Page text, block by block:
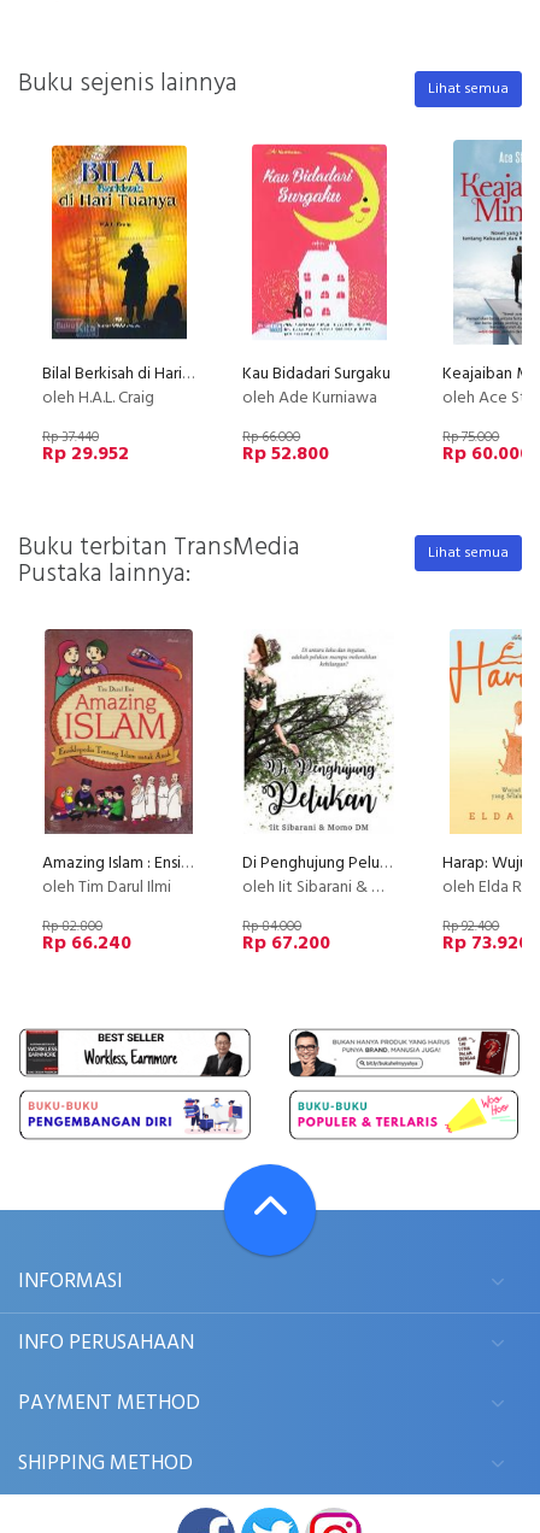
Buku sejenis lainnya Lihat semua
Bilal Berkisah di Hari Tuanya
oleh H.A.L. Craig
Rp 37.440
Rp 29.952
Kau Bidadari Surgaku
oleh Ade Kurniawa
Rp 66.000
Rp 52.800
Keajaiban
oleh Ace
Rp 75.000
Rp 60.000
Buku terbitan TransMedia
Pustaka lainnya:
Lihat semua
Amazing Islam : Ensiklopedia Tentang Islam untuk Anak
oleh Tim Darul Ilmi
Rp 82.800
Rp 66.240
Di Penghujung Pelukan (Disc 50%)
oleh Iit Sibarani & Momo DM
Rp 84.000
Rp 67.200
oleh Elda
Rp 92.400
Rp 73.920
INFORMASI
INFO PERUSAHAAN
PAYMENT METHOD
SHIPPING METHOD